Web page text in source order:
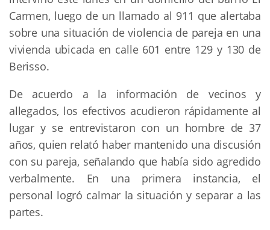
Carmen, luego de un llamado al 911 que alertaba
sobre una situación de violencia de pareja en una
vivienda ubicada en calle 601 entre 129 y 130 de
Berisso.
De acuerdo a la información de vecinos y
allegados, los efectivos acudieron rápidamente al
lugar y se entrevistaron con un hombre de 37
años, quien relató haber mantenido una discusión
con su pareja, señalando que había sido agredido
verbalmente. En una primera instancia, el
personal logró calmar la situación y separar a las
partes.